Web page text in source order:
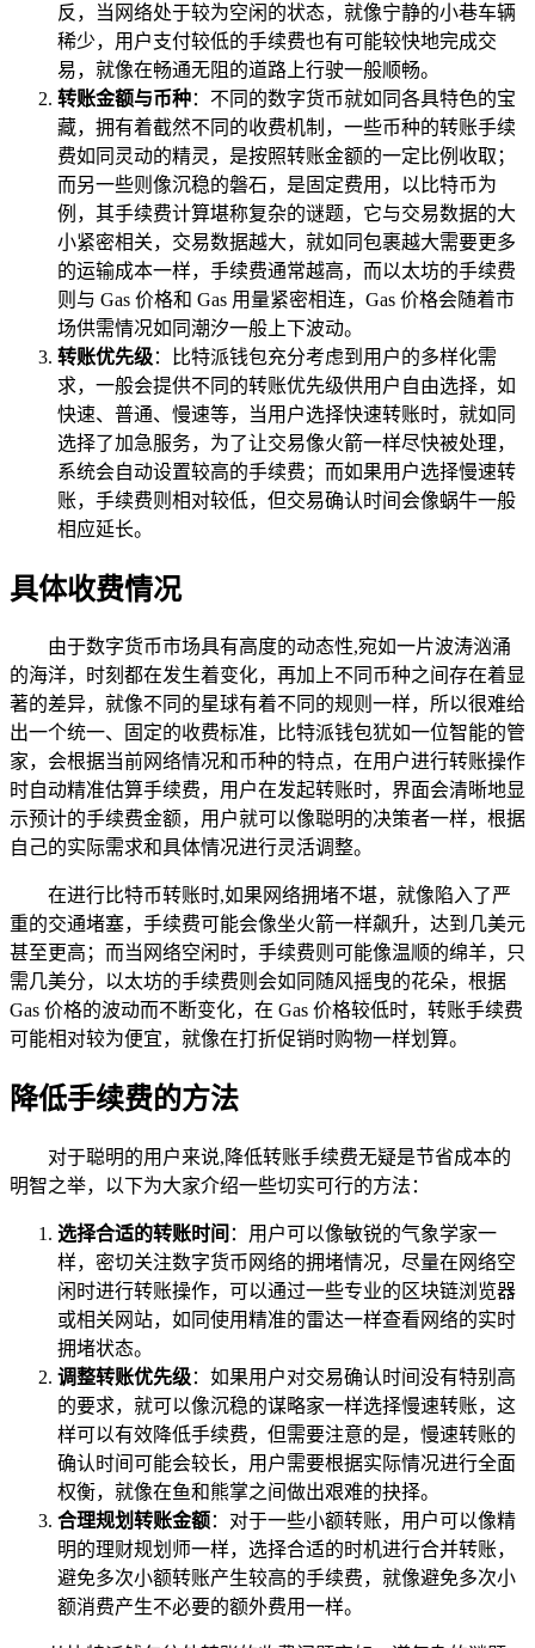
反，当网络处于较为空闲的状态，就像宁静的小巷车辆
稀少，用户支付较低的手续费也有可能较快地完成交
易，就像在畅通无阻的道路上行驶一般顺畅。
转账金额与币种：不同的数字货币就如同各具特色的宝
藏，拥有着截然不同的收费机制，一些币种的转账手续
费如同灵动的精灵，是按照转账金额的一定比例收取；
而另一些则像沉稳的磐石，是固定费用，以比特币为
例，其手续费计算堪称复杂的谜题，它与交易数据的大
小紧密相关，交易数据越大，就如同包裹越大需要更多
的运输成本一样，手续费通常越高，而以太坊的手续费
则与 Gas 价格和 Gas 用量紧密相连，Gas 价格会随着市
场供需情况如同潮汐一般上下波动。
转账优先级：比特派钱包充分考虑到用户的多样化需
求，一般会提供不同的转账优先级供用户自由选择，如
快速、普通、慢速等，当用户选择快速转账时，就如同
选择了加急服务，为了让交易像火箭一样尽快被处理，
系统会自动设置较高的手续费；而如果用户选择慢速转
账，手续费则相对较低，但交易确认时间会像蜗牛一般
相应延长。
具体收费情况
由于数字货币市场具有高度的动态性,宛如一片波涛汹涌
的海洋，时刻都在发生着变化，再加上不同币种之间存在着显
著的差异，就像不同的星球有着不同的规则一样，所以很难给
出一个统一、固定的收费标准，比特派钱包犹如一位智能的管
家，会根据当前网络情况和币种的特点，在用户进行转账操作
时自动精准估算手续费，用户在发起转账时，界面会清晰地显
示预计的手续费金额，用户就可以像聪明的决策者一样，根据
自己的实际需求和具体情况进行灵活调整。
在进行比特币转账时,如果网络拥堵不堪，就像陷入了严
重的交通堵塞，手续费可能会像坐火箭一样飙升，达到几美元
甚至更高；而当网络空闲时，手续费则可能像温顺的绵羊，只
需几美分，以太坊的手续费则会如同随风摇曳的花朵，根据
Gas 价格的波动而不断变化，在 Gas 价格较低时，转账手续费
可能相对较为便宜，就像在打折促销时购物一样划算。
降低手续费的方法
对于聪明的用户来说,降低转账手续费无疑是节省成本的
明智之举，以下为大家介绍一些切实可行的方法：
选择合适的转账时间 ：用户可以像敏锐的气象学家一
样，密切关注数字货币网络的拥堵情况，尽量在网络空
闲时进行转账操作，可以通过一些专业的区块链浏览器
或相关网站，如同使用精准的雷达一样查看网络的实时
拥堵状态。
调整转账优先级：如果用户对交易确认时间没有特别高
的要求，就可以像沉稳的谋略家一样选择慢速转账，这
样可以有效降低手续费，但需要注意的是，慢速转账的
确认时间可能会较长，用户需要根据实际情况进行全面
权衡，就像在鱼和熊掌之间做出艰难的抉择。
合理规划转账金额：对于一些小额转账，用户可以像精
明的理财规划师一样，选择合适的时机进行合并转账，
避免多次小额转账产生较高的手续费，就像避免多次小
额消费产生不必要的额外费用一样。